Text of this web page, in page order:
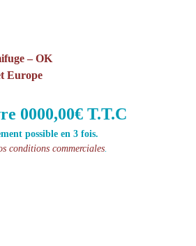
– OK
Europe
0000,00€ T.T.C
possible en 3 fois.
conditions commerciales.